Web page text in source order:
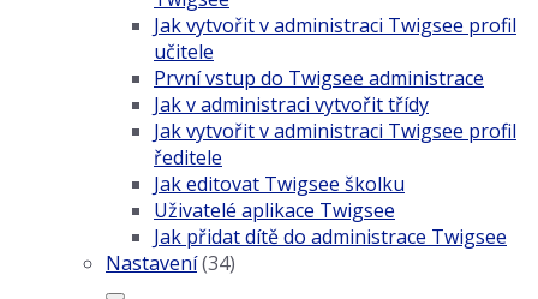
Jak vytvořit v administraci Twigsee profil
učitele
První vstup do Twigsee administrace
Jak v administraci vytvořit třídy
Jak vytvořit v administraci Twigsee profil
ředitele
Jak editovat Twigsee školku
Uživatelé aplikace Twigsee
Jak přidat dítě do administrace Twigsee
Nastavení(34)